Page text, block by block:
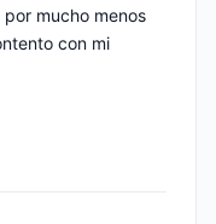
mucho menos
con mi